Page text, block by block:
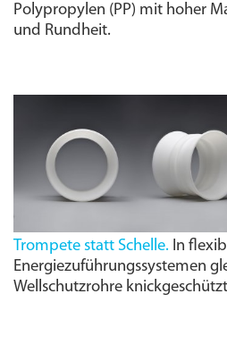
Polypropylen (PP) mit hoher
und Rundheit.
Trompete statt Schelle. In
Energiezuführungs­systemen
Wellschutzrohre